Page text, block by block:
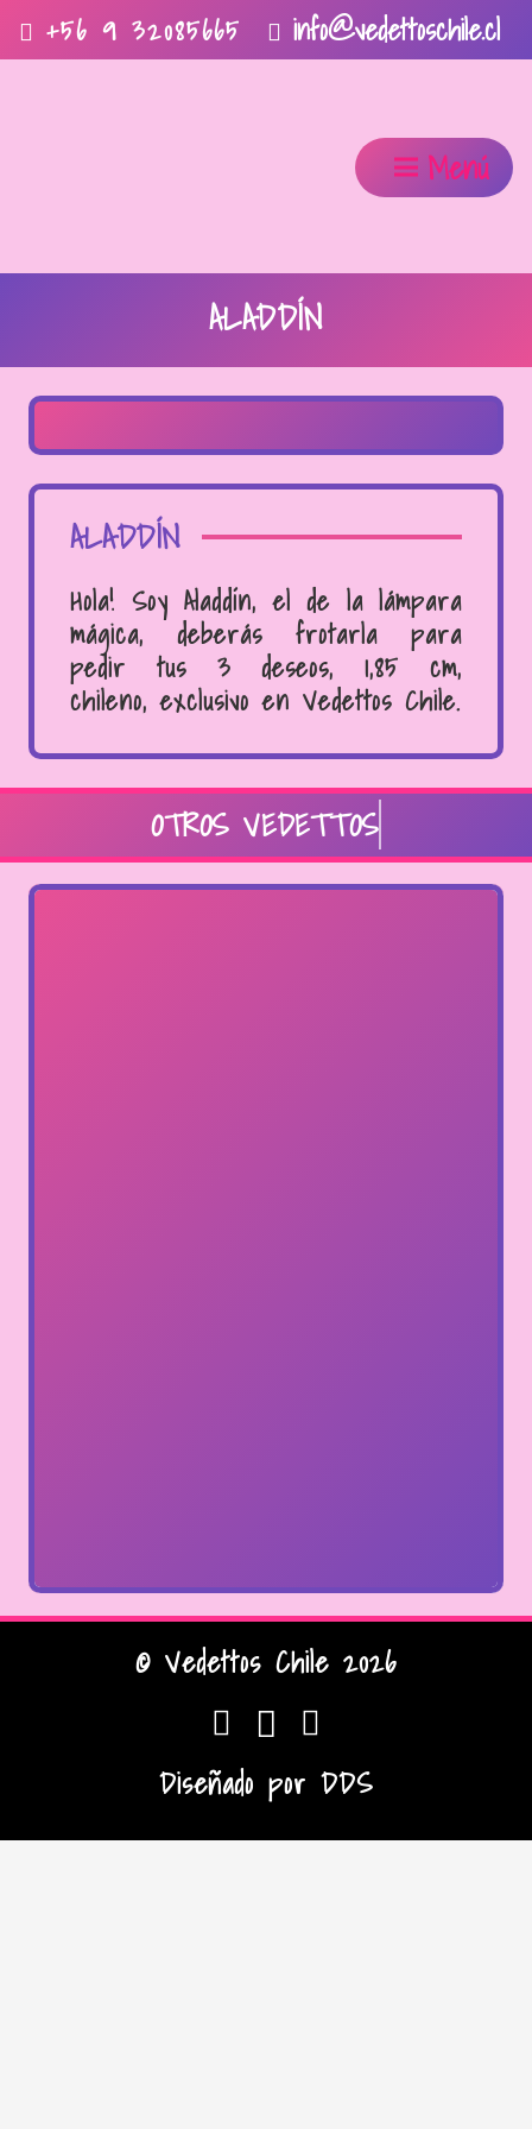
+56 9 32085665 info@vedettoschile.cl
Menú
ALADDÍN
ALADDÍN
Hola! Soy Aladdín, el de la lámpara
mágica, deberás frotarla para
pedir tus 3 deseos, 1,85 cm,
chileno, exclusivo en Vedettos Chile.
OTROS VEDETTOS
© Vedettos Chile 2026
Diseñado por DDS